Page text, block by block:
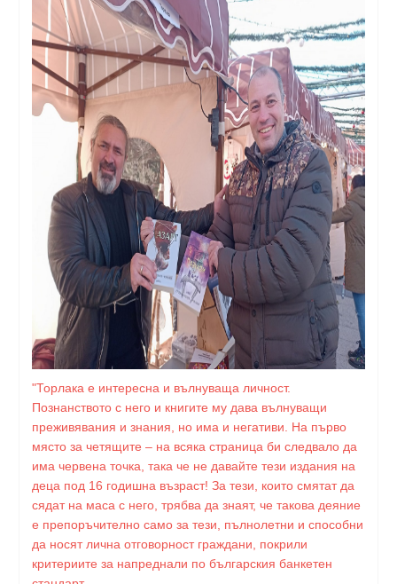
"Торлака е интересна и вълнуваща личност.
Познанството с него и книгите му дава вълнуващи
преживявания и знания, но има и негативи. На първо
място за четящите – на всяка страница би следвало да
има червена точка, така че не давайте тези издания на
деца под 16 годишна възраст! За тези, които смятат да
сядат на маса с него, трябва да знаят, че такова деяние
е препоръчително само за тези, пълнолетни и способни
да носят лична отговорност граждани, покрили
критериите за напреднали по българския банкетен